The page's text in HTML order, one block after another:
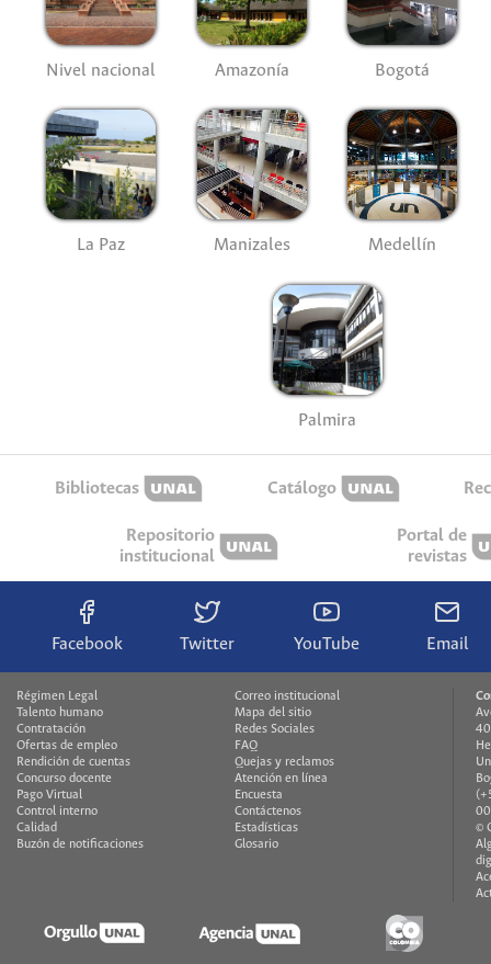
Nivel nacional Amazonía Bogotá
La Paz Manizales Medellín
Palmira
Bibliotecas Catálogo
Repositorio
institucional
Portal de
revistas
Facebook Twitter YouTube Email
Régimen Legal
Talento humano
Contratación
Ofertas de empleo
Rendición de cuentas
Concurso docente
Pago Virtual
Control interno
Calidad
Buzón de notificaciones
Correo institucional
Mapa del sitio
Redes Sociales
FAQ
Quejas y reclamos
Atención en línea
Encuesta
Contáctenos
Estadísticas
Glosario
©